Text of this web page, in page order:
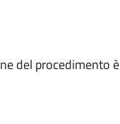
del procedimento è